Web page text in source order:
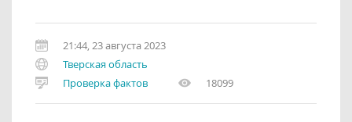
21:44, 23 августа 2023
Тверская область
Проверка фактов
18099